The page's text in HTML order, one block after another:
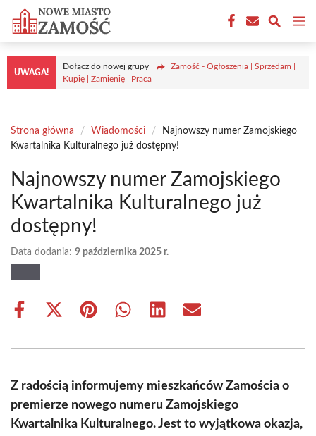
Przejdź
treści
UWAGA!
Dołącz do nowej grupy
Zamość - Ogłoszenia | Sprzedam |
Kupię | Zamienię | Praca
Strona główna / Wiadomości /
Najnowszy numer Zamojskiego
Kwartalnika Kulturalnego już dostępny!
Najnowszy numer Zamojskiego
Kwartalnika Kulturalnego już
dostępny!
Data dodania: 9 października 2025 r.
Share
Share
(Twitter)
Share Share Share Share
Z radością informujemy mieszkańców Zamościa o
premierze nowego numeru Zamojskiego
Kwartalnika Kulturalnego. Jest to wyjątkowa okazja,